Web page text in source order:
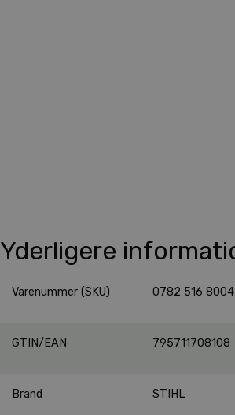
Yderligere
Varenummer (SKU) 0782 516 8004
GTIN/EAN 795711708108
Brand STIHL